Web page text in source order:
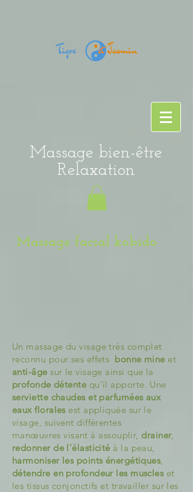
Massage bien-être
Relaxation
Massage facial kobido
Un massage du visage très complet
reconnu pour ses effets bonne mine et
anti-âge sur le visage ainsi que la
profonde détente qu'il apporte. Une
serviette chaudes et parfumées aux
eaux floralesest appliquée sur le
visage, suivent différentes
manœuvres visant à assouplir, drainer,
redonner de l'élasticité à la peau,
harmoniser les points énergétiques,
détendre en profondeur les muscleset
les tissus conjonctifs et travailler sur les